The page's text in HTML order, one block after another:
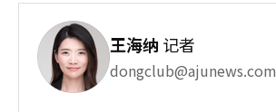
王海纳 记者
dongclub@ajunews.com